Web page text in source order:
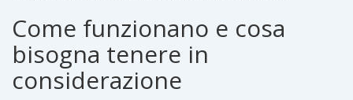
Come funzionano e cosa
bisogna tenere in
considerazione